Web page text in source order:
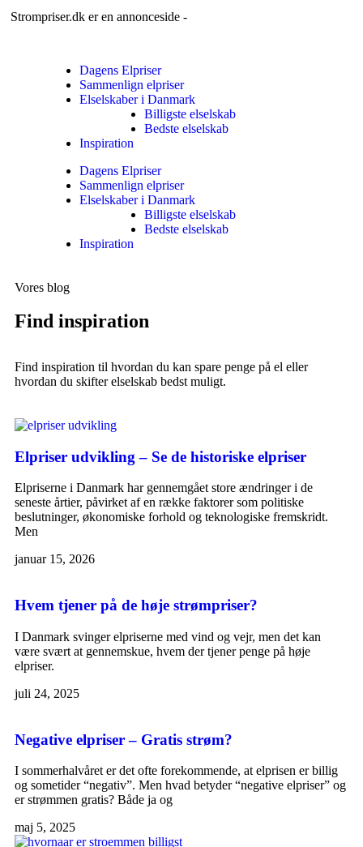
Strompriser.dk er en annonceside -
Dagens Elpriser
Sammenlign elpriser
Elselskaber i Danmark
Billigste elselskab
Bedste elselskab
Inspiration
Dagens Elpriser
Sammenlign elpriser
Elselskaber i Danmark
Billigste elselskab
Bedste elselskab
Inspiration
Vores blog
Find inspiration
Find inspiration til hvordan du kan spare penge på el eller
hvordan du skifter elselskab bedst muligt.
Elpriser udvikling – Se de historiske elpriser
Elpriserne i Danmark har gennemgået store ændringer i de
seneste årtier, påvirket af en række faktorer som politiske
beslutninger, økonomiske forhold og teknologiske fremskridt.
Men
januar 15, 2026
Hvem tjener på de høje strømpriser?
I Danmark svinger elpriserne med vind og vejr, men det kan
være svært at gennemskue, hvem der tjener penge på høje
elpriser.
juli 24, 2025
Negative elpriser – Gratis strøm?
I sommerhalvåret er det ofte forekommende, at elprisen er billig
og sometider “negativ”. Men hvad betyder “negative elpriser” og
er strømmen gratis? Både ja og
maj 5, 2025